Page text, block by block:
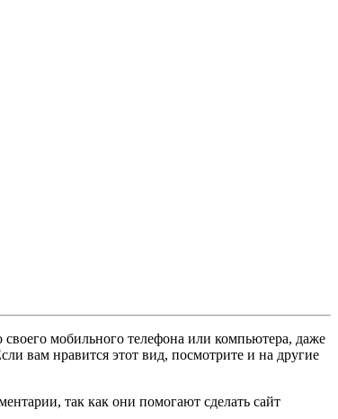
мобильного телефона или компьютера, даже
вам нравится этот вид, посмотрите и на другие
так как они помогают сделать сайт